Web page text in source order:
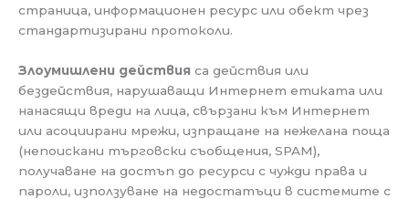
страница, информационен ресурс или обект чрез
стандартизирани протоколи.
Злоумишлени действия са действия или
бездействия, нарушаващи Интернет етиката или
нанасящи вреди на лица, свързани към Интернет
или асоциирани мрежи, изпращане на нежелана поща
(непоискани търговски съобщения, SPAM),
получаване на достъп до ресурси с чужди права и
пароли, използуване на недостатъци в системите с